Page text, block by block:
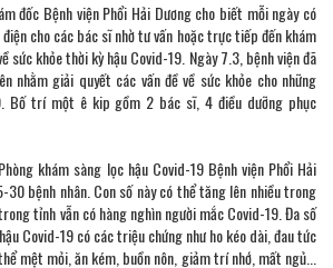
đốc Bệnh viện Phổi Hải Dương cho biết mỗi ngày có
cho các bác sĩ nhờ tư vấn hoặc trực tiếp đến khám
sức khỏe thời kỳ hậu Covid-19. Ngày 7.3, bệnh viện đã
nhằm giải quyết các vấn đề về sức khỏe cho những
Bố trí một ê kip gồm 2 bác sĩ, 4 điều dưỡng phục
khám sàng lọc hậu Covid-19 Bệnh viện Phổi Hải
30 bệnh nhân. Con số này có thể tăng lên nhiều trong
tỉnh vẫn có hàng nghìn người mắc Covid-19. Đa số
Covid-19 có các triệu chứng như ho kéo dài, đau tức
mệt mỏi, ăn kém, buồn nôn, giảm trí nhớ, mất ngủ...